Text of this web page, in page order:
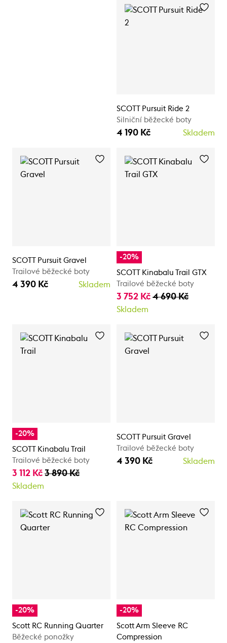
SCOTT Pursuit Ride 2
Silniční běžecké boty
4 190 Kč Skladem
SCOTT Pursuit Gravel
Trailové běžecké boty
4 390 Kč Skladem
-20%
SCOTT Kinabalu Trail GTX
Trailové běžecké boty
3 752 Kč 4 690 Kč
Skladem
-20%
SCOTT Kinabalu Trail
Trailové běžecké boty
3 112 Kč 3 890 Kč
Skladem
SCOTT Pursuit Gravel
Trailové běžecké boty
4 390 Kč Skladem
-20%
Scott RC Running Quarter
Běžecké ponožky
-20%
Scott Arm Sleeve RC
Compression